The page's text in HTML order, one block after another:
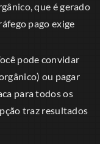
que é gerado
pago exige
pode convidar
ou pagar
para todos os
traz resultados